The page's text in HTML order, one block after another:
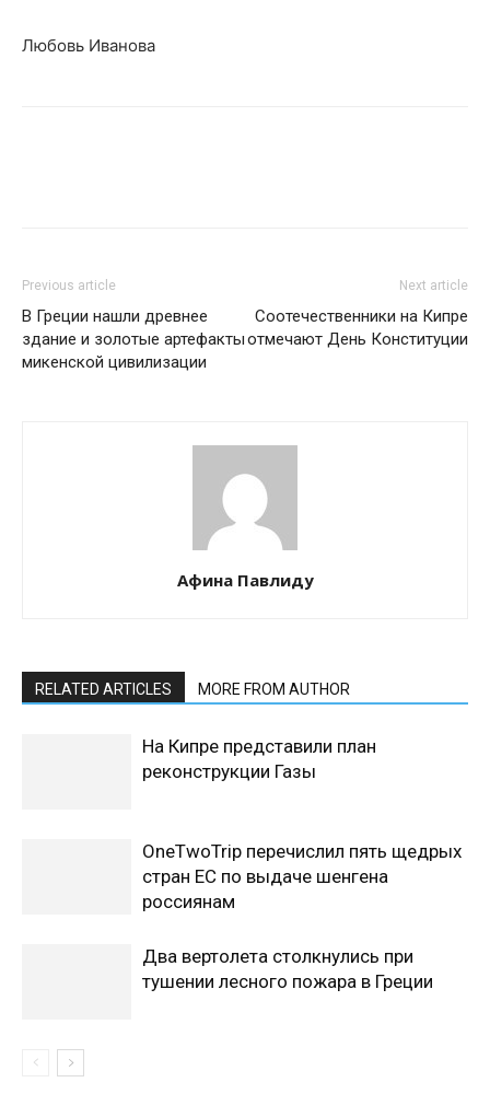
Любовь Иванова
Previous article
В Греции нашли древнее
здание и золотые артефакты
микенской цивилизации
Next article
Соотечественники на Кипре
отмечают День Конституции
Афина Павлиду
RELATED ARTICLES MORE FROM AUTHOR
На Кипре представили план
реконструкции Газы
OneTwoTrip перечислил пять щедрых
стран ЕС по выдаче шенгена
россиянам
Два вертолета столкнулись при
тушении лесного пожара в Греции